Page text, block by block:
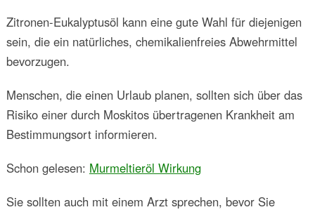
Zitronen-Eukalyptusöl kann eine gute Wahl für diejenigen
sein, die ein natürliches, chemikalienfreies Abwehrmittel
bevorzugen.
Menschen, die einen Urlaub planen, sollten sich über das
Risiko einer durch Moskitos übertragenen Krankheit am
Bestimmungsort informieren.
Schon gelesen: Murmeltieröl Wirkung
Sie sollten auch mit einem Arzt sprechen, bevor Sie